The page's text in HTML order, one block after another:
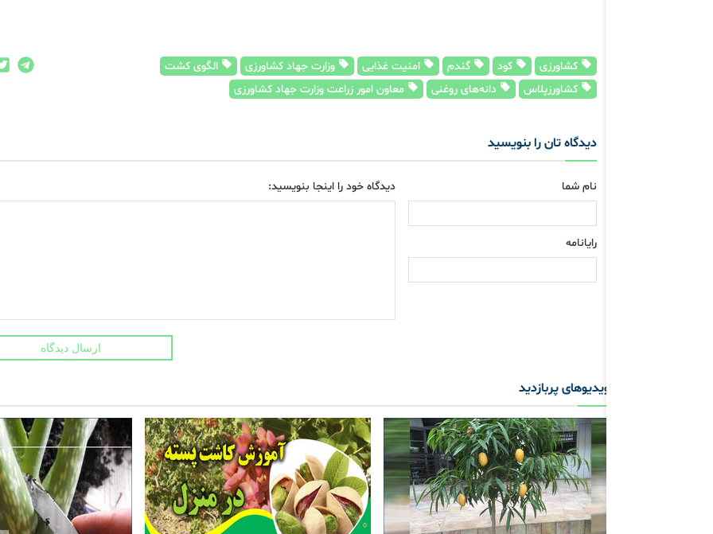
کشاورزی کود گندم امنیت غذایی وزارت جهاد کشاورزی
الگوی کشت
کشاورزپلاس
دانه‌های روغنی معاون امور زراعت وزارت جهاد کشاورزی
دیدگاه تان را بنویسید
نام شما
رایانامه
دیدگاه خود را اینجا بنویسید:
ارسال دیدگاه
ویدیوهای پربازدید